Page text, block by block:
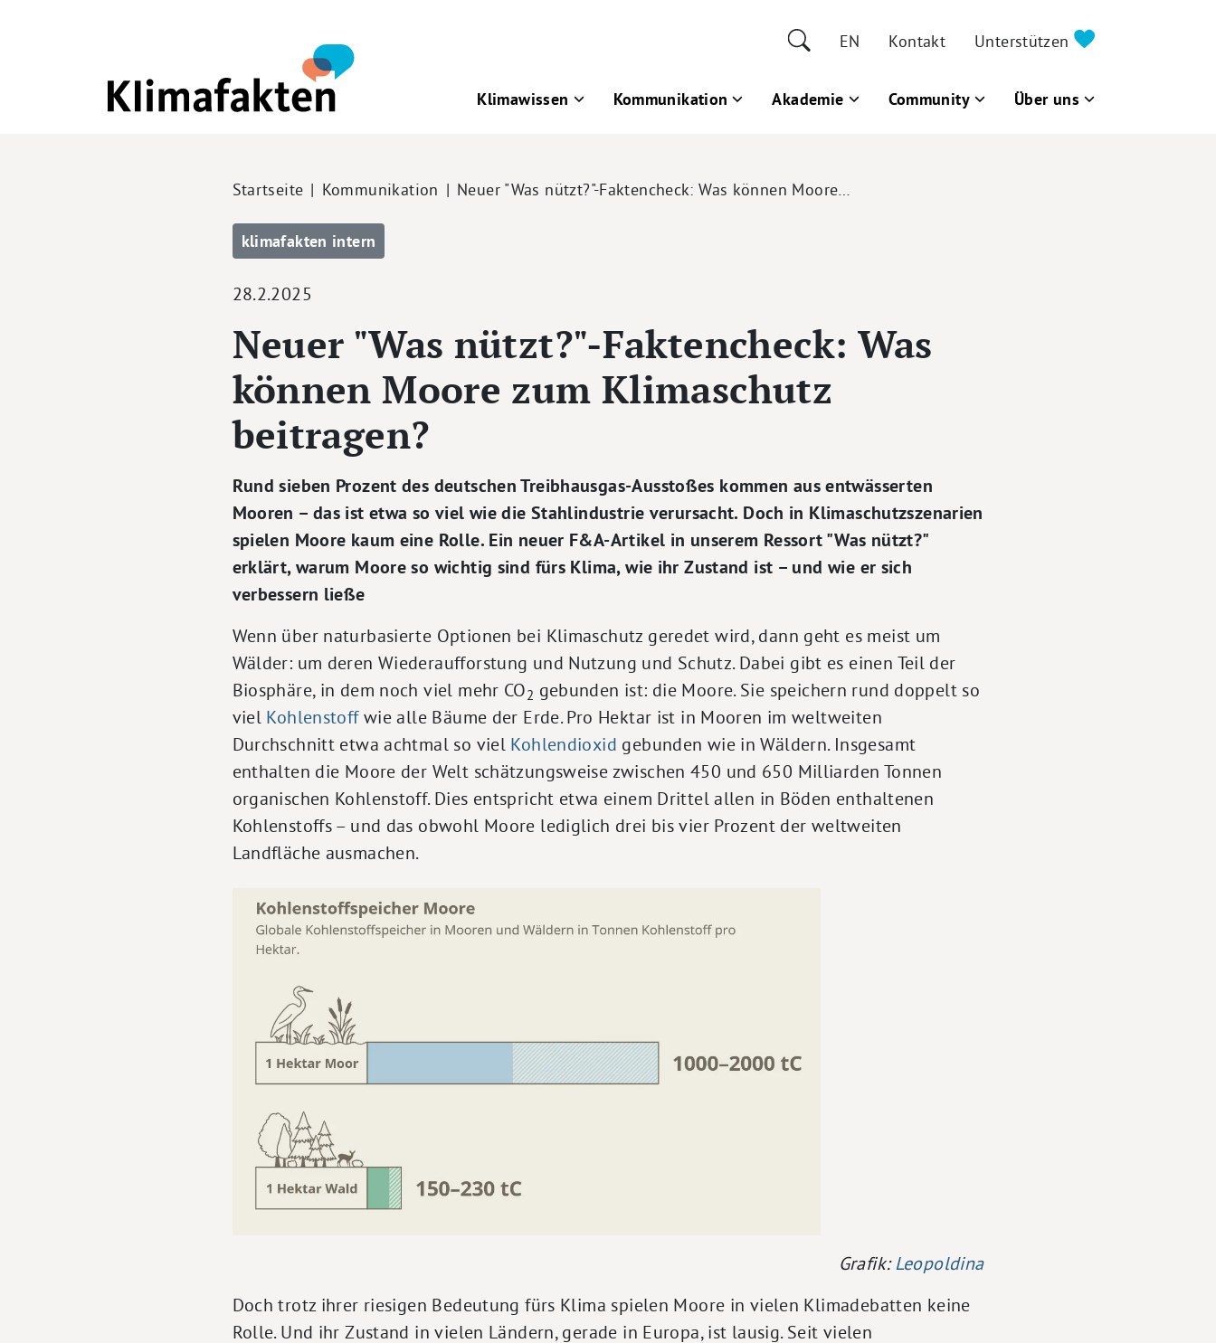
EN Kontakt Unterstützen
Klimawissen Kommunikation Akademie Community Über uns
Pfadnavigation
Startseite Kommunikation Neuer "Was nützt?"-Faktencheck: Was können Moore…
klimafakten intern
28.2.2025
Neuer "Was nützt?"-Faktencheck: Was
können Moore zum Klimaschutz
beitragen?
Rund sieben Prozent des deutschen Treibhausgas-Ausstoßes kommen aus entwässerten
Mooren – das ist etwa so viel wie die Stahlindustrie verursacht. Doch in Klimaschutzszenarien
spielen Moore kaum eine Rolle. Ein neuer F&A-Artikel in unserem Ressort "Was nützt?"
erklärt, warum Moore so wichtig sind fürs Klima, wie ihr Zustand ist – und wie er sich
verbessern ließe
Wenn über naturbasierte Optionen bei Klimaschutz geredet wird, dann geht es meist um
Wälder: um deren Wiederaufforstung und Nutzung und Schutz. Dabei gibt es einen Teil der
Biosphäre, in dem noch viel mehr CO2 gebunden ist: die Moore. Sie speichern rund doppelt so
viel Kohlenstoffwie alle Bäume der Erde. Pro Hektar ist in Mooren im weltweiten
Durchschnitt etwa achtmal so viel Kohlendioxid gebunden wie in Wäldern. Insgesamt
enthalten die Moore der Welt schätzungsweise zwischen 450 und 650 Milliarden Tonnen
organischen Kohlenstoff. Dies entspricht etwa einem Drittel allen in Böden enthaltenen
Kohlenstoffs – und das obwohl Moore lediglich drei bis vier Prozent der weltweiten
Landfläche ausmachen.
Grafik:Leopoldina
Doch trotz ihrer riesigen Bedeutung fürs Klima spielen Moore in vielen Klimadebatten keine
Rolle. Und ihr Zustand in vielen Ländern, gerade in Europa, ist lausig. Seit vielen